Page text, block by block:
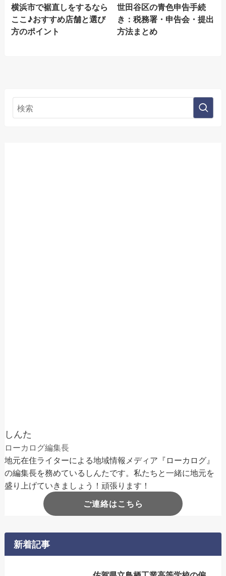
横浜市で裾直しをするなら
ここ♪おすすめ店舗と選び
方のポイント
世田谷区の青色申告手続
き：税務署・申告会・提出
方法まとめ
しんた
ローカログ編集長
地元在住ライターによる地域情報メディア『ローカログ』
の編集長を務めているしんたです。私たちと一緒に地元を
盛り上げていきましょう！頑張ります！
ご連絡はこちら
新着記事